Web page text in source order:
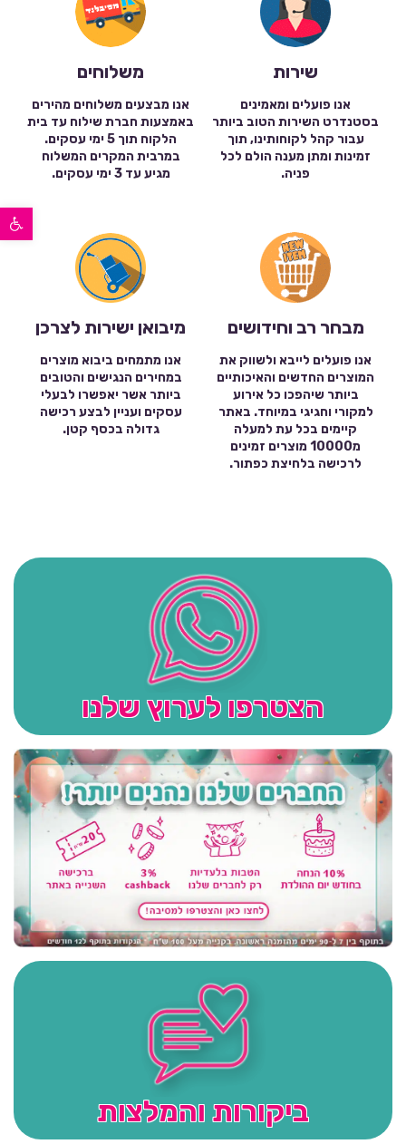
פתח סרגל נגישות
שירות
אנו פועלים ומאמינים
בסטנדרט השירות הטוב ביותר
עבור קהל לקוחותינו, תוך
זמינות ומתן מענה הולם לכל
פניה.
משלוחים
אנו מבצעים משלוחים מהירים
באמצעות חברת שילוח עד בית
הלקוח תוך 5 ימי עסקים.
במרבית המקרים המשלוח
מגיע עד 3 ימי עסקים.
מבחר רב וחידושים
אנו פועלים לייבא ולשווק את
המוצרים החדשים והאיכותיים
ביותר שיהפכו כל אירוע
למקורי וחגיגי במיוחד. באתר
קיימים בכל עת למעלה
מ10000 מוצרים זמינים
לרכישה בלחיצת כפתור.
מיבואן ישירות לצרכן
אנו מתמחים ביבוא מוצרים
במחירים הנגישים והטובים
ביותר אשר יאפשרו לבעלי
עסקים ועניין לבצע רכישה
גדולה בכסף קטן.
הצטרפו לערוץ שלנו
ביקורות והמלצות